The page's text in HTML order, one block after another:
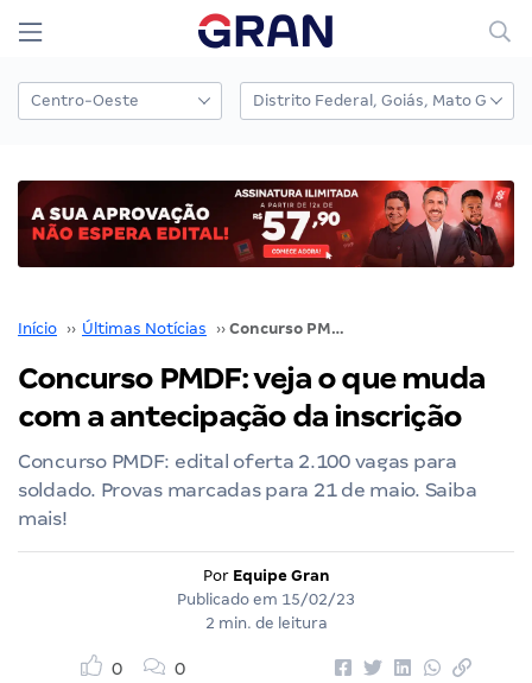
Início ›› Últimas Notícias ›› Concurso PMDF: veja o que muda com a antecipação da inscrição
Concurso PMDF: veja o que muda
com a antecipação da inscrição
Concurso PMDF: edital oferta 2.100 vagas para
soldado. Provas marcadas para 21 de maio. Saiba
mais!
Por Equipe Gran
Publicado em 15/02/23
2 min. de leitura
0 0